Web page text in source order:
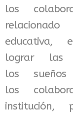
los
educativa,
lograr las
los
los